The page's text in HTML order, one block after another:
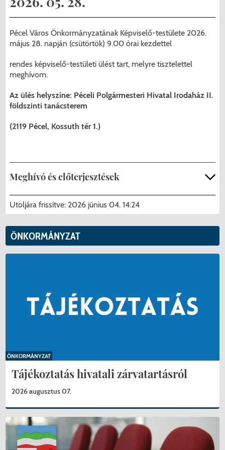
Központhoz való csatlakozása
Péceli Polgármesteri Hivatal energetikai
korszerűsítése
Komplex csapadékvíz-elvezetés
alábbi projekt vonatkozásában.
Menzakártya/Applikáció
Kedvezmények/Diéta/Allergia
Étkezési térítési díjak
Kapcsolat
2025/2026. tanév
Pécel Város Önkormányzatának Képviselő-testülete 2026.
május 28. napján (csütörtök) 9.00 órai kezdettel
rendes képviselő-testületi ülést tart, melyre tisztelettel
meghívom.
Az ülés helyszíne: Péceli Polgármesteri Hivatal Irodaház II.
földszinti tanácsterem
(2119 Pécel, Kossuth tér 1.)
Meghívó és előterjesztések
00_meghívó_képviselő-
testület_rendes_20260528.pdf
03_előterjesztés_43_2025_behajtási_rend_mód.pdf
04_előterjesztés_Kt_SZMSZ_rend_mód.pdf
06_előterjesztés_24_2026_határozat_visszavonása.pdf
08_előterjesztés_PVO_létszámok.pdf
Utoljára frissítve: 2026 június 04. 14:24
ÖNKORMÁNYZAT
Tájékoztatás hivatali zárvatartásról
2026 augusztus 07.
ÖNKORMÁNYZAT